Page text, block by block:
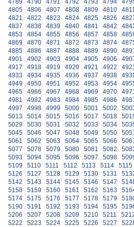
4789 4790 4791 4792 4793 4794
4805
4806 4807 4808 4809 4810
4821
4822 4823 4824 4825 4826
4837
4838 4839 4840 4841 4842
4853
4854 4855 4856 4857 4858
4869
4870 4871 4872 4873 4874
4885
4886 4887 4888 4889 4890
4901
4902 4903 4904 4905 4906
4917
4918 4919 4920 4921 4922
4933
4934 4935 4936 4937 4938
4949
4950 4951 4952 4953 4954
4965
4966 4967 4968 4969 4970
4981
4982 4983 4984 4985 4986
4997
4998 4999 5000 5001 5002
5013
5014 5015 5016 5017 5018
5029
5030 5031 5032 5033 5034
5045
5046 5047 5048 5049 5050
5061
5062 5063 5064 5065 5066
5077
5078 5079 5080 5081 5082
5093
5094 5095 5096 5097 5098
5109
5110 5111 5112 5113 5114 5115
5126
5127 5128 5129 5130 5131
5142
5143 5144 5145 5146 5147
5158
5159 5160 5161 5162 5163
5174
5175 5176 5177 5178 5179
5190
5191 5192 5193 5194 5195
5206
5207 5208 5209 5210 5211
5222
5223 5224 5225 5226 5227